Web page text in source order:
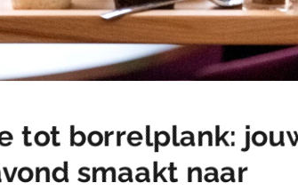
of our lives.
tot borrelplank:
smaakt naar